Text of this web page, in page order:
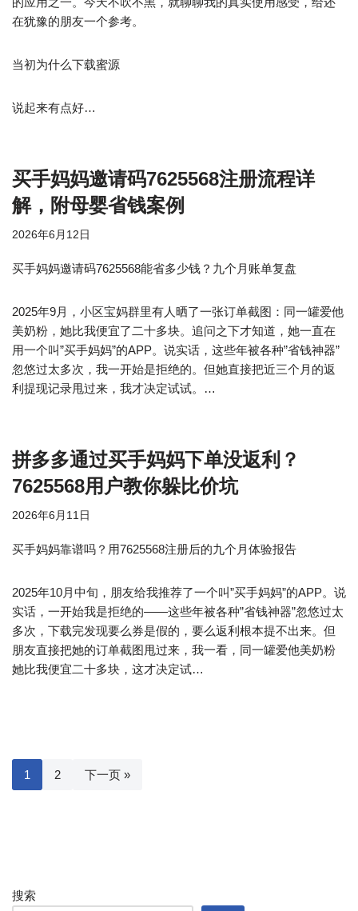
在犹豫的朋友一个参考。
当初为什么下载蜜源
说起来有点好…
买手妈妈邀请码7625568注册流程详
解，附母婴省钱案例
2026年6月12日
买手妈妈邀请码7625568能省多少钱？九个月账单复盘
2025年9月，小区宝妈群里有人晒了一张订单截图：同一罐爱他
美奶粉，她比我便宜了二十多块。追问之下才知道，她一直在
用一个叫”买手妈妈”的APP。说实话，这些年被各种”省钱神器”
忽悠过太多次，我一开始是拒绝的。但她直接把近三个月的返
利提现记录甩过来，我才决定试试。…
拼多多通过买手妈妈下单没返利？
7625568用户教你躲比价坑
2026年6月11日
买手妈妈靠谱吗？用7625568注册后的九个月体验报告
2025年10月中旬，朋友给我推荐了一个叫”买手妈妈”的APP。说
实话，一开始我是拒绝的——这些年被各种”省钱神器”忽悠过太
多次，下载完发现要么券是假的，要么返利根本提不出来。但
朋友直接把她的订单截图甩过来，我一看，同一罐爱他美奶粉
她比我便宜二十多块，这才决定试…
1 2 下一页 »
搜索